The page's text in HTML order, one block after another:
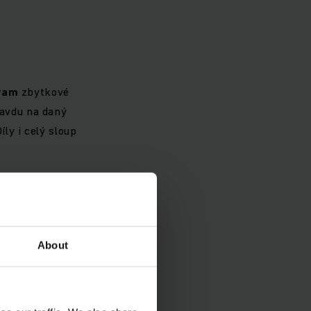
About
zbytkové
na daný
i celý sloup